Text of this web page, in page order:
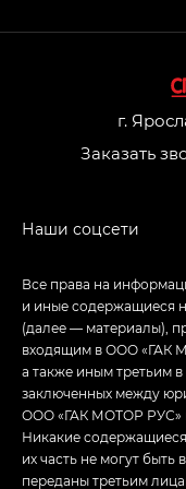
Джи Ти — GT,
Джи Икс
LOUNGE
Empow —
г.
Заказать
Все права на
и иные содержащиеся
(далее — материалы),
входящим в ООО «ГАК
а также иным третьим
заключенных между
ООО «ГАК МОТОР РУС»
Никакие
их часть не могут
переданы третьим